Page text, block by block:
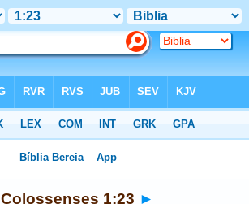
Colossenses 1:23 ►